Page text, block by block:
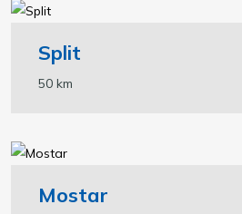
Split
50 km
Mostar